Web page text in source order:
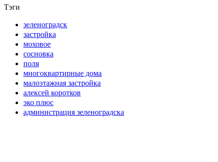
Тэги
зеленоградск
застройка
моховое
сосновка
поля
многоквартирные дома
малоэтажная застройка
алексей коротков
эко плюс
администрация зеленоградска